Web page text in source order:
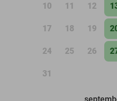
10 11 12
17 18 19
24 25 26
31